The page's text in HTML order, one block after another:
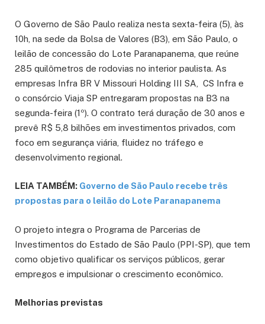
O Governo de São Paulo realiza nesta sexta-feira (5), às
10h, na sede da Bolsa de Valores (B3), em São Paulo, o
leilão de concessão do Lote Paranapanema, que reúne
285 quilômetros de rodovias no interior paulista. As
empresas Infra BR V Missouri Holding III SA, CS Infra e
o consórcio Viaja SP entregaram propostas na B3 na
segunda-feira (1º). O contrato terá duração de 30 anos e
prevê R$ 5,8 bilhões em investimentos privados, com
foco em segurança viária, fluidez no tráfego e
desenvolvimento regional.
LEIA TAMBÉM: Governo de São Paulo recebe três
propostas para o leilão do Lote Paranapanema
O projeto integra o Programa de Parcerias de
Investimentos do Estado de São Paulo (PPI-SP), que tem
como objetivo qualificar os serviços públicos, gerar
empregos e impulsionar o crescimento econômico.
Melhorias previstas